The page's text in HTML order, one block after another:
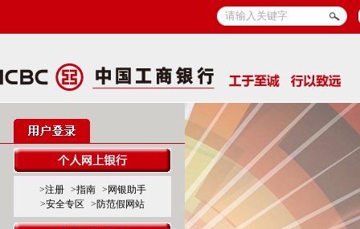
>注册 >指南
>网银助手
>安全专区
>防范假网站